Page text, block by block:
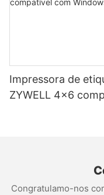
Impressora de
ZYWELL 4x6
Congratulamo-nos